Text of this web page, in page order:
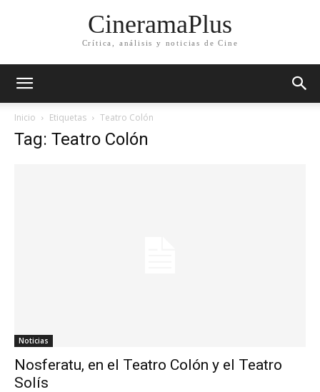
CineramaPlus
Crítica, análisis y noticias de Cine
Inicio Etiquetas Teatro Colón
Tag: Teatro Colón
Noticias
Nosferatu, en el Teatro Colón y el Teatro
Solís